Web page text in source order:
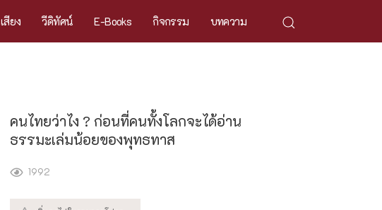
เสียง วีดิทัศน์ E-Books กิจกรรม บทความ
คนไทยว่าไง ? ก่อนที่คนทั้งโลกจะได้อ่าน
ธรรมะเล่มน้อยของพุทธทาส
1992